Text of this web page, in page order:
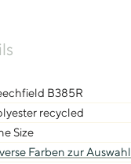
B385R
recycled
Size
Farben zur Auswahl